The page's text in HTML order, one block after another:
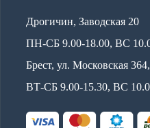
Дрогичин, Заводская 20
ПН-СБ 9.00-18.00, ВС
Брест, ул. Московская
ВТ-СБ 9.00-15.30, ВС